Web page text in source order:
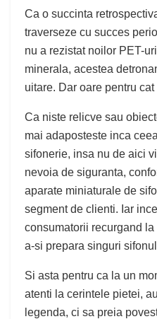
Ca o succinta
traverseze cu succes
nu a rezistat noilor PET-
minerala, acestea
uitare. Dar oare pentru cat
Ca niste relicve sau
mai adaposteste inca
sifonerie, insa nu de aici
nevoia de siguranta,
aparate miniaturale de
segment de clienti. Iar
consumatorii recurgand
a-si prepara singuri
Si asta pentru ca la un
atenti la cerintele pietei,
legenda, ci sa preia